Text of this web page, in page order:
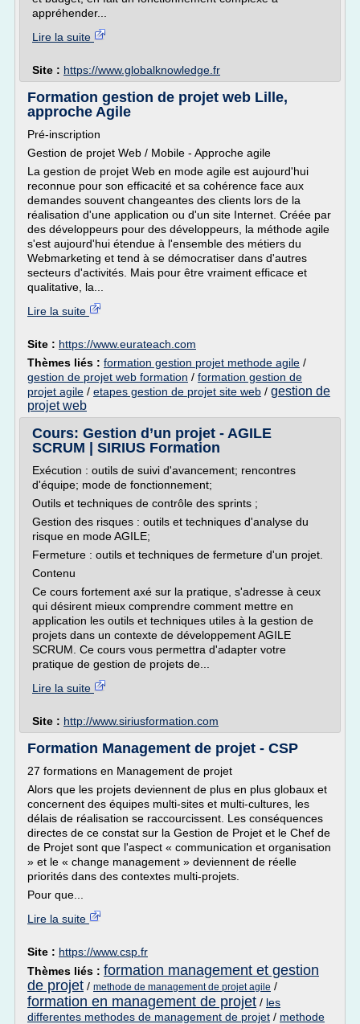
appréhender...
Lire la suite
Site : https://www.globalknowledge.fr
Formation gestion de projet web Lille,
approche Agile
Pré-inscription
Gestion de projet Web / Mobile - Approche agile
La gestion de projet Web en mode agile est aujourd'hui
reconnue pour son efficacité et sa cohérence face aux
demandes souvent changeantes des clients lors de la
réalisation d'une application ou d'un site Internet. Créée par
des développeurs pour des développeurs, la méthode agile
s'est aujourd'hui étendue à l'ensemble des métiers du
Webmarketing et tend à se démocratiser dans d'autres
secteurs d'activités. Mais pour être vraiment efficace et
qualitative, la...
Lire la suite
Site : https://www.eurateach.com
Thèmes liés : formation gestion projet methode agile /
gestion de projet web formation / formation gestion de
projet agile / etapes gestion de projet site web / gestion de
projet web
Cours: Gestion d’un projet - AGILE
SCRUM | SIRIUS Formation
Exécution : outils de suivi d'avancement; rencontres
d'équipe; mode de fonctionnement;
Outils et techniques de contrôle des sprints ;
Gestion des risques : outils et techniques d'analyse du
risque en mode AGILE;
Fermeture : outils et techniques de fermeture d'un projet.
Contenu
Ce cours fortement axé sur la pratique, s'adresse à ceux
qui désirent mieux comprendre comment mettre en
application les outils et techniques utiles à la gestion de
projets dans un contexte de développement AGILE
SCRUM. Ce cours vous permettra d'adapter votre
pratique de gestion de projets de...
Lire la suite
Site : http://www.siriusformation.com
Formation Management de projet - CSP
27 formations en Management de projet
Alors que les projets deviennent de plus en plus globaux et
concernent des équipes multi-sites et multi-cultures, les
délais de réalisation se raccourcissent. Les conséquences
directes de ce constat sur la Gestion de Projet et le Chef de
de Projet sont que l'aspect « communication et organisation
» et le « change management » deviennent de réelle
priorités dans des contextes multi-projets.
Pour que...
Lire la suite
Site : https://www.csp.fr
Thèmes liés : formation management et gestion
de projet / methode de management de projet agile /
formation en management de projet / les
differentes methodes de management de projet / methode